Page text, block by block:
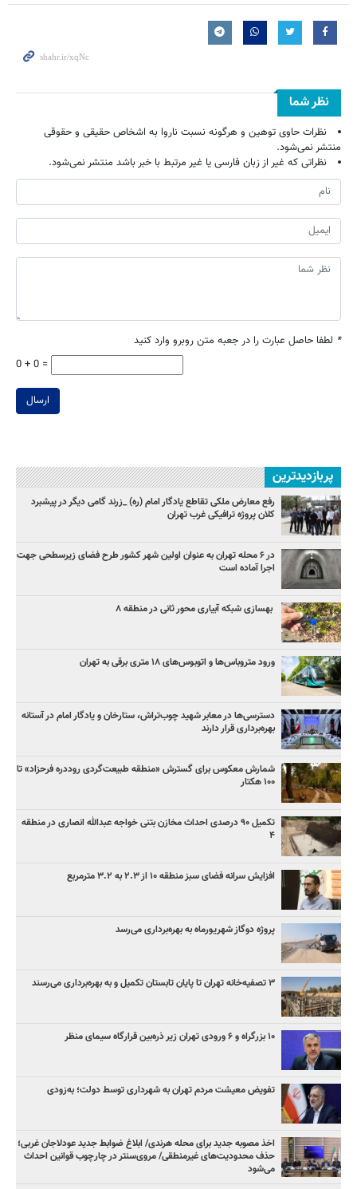
نظر شما
نظرات حاوی توهین و هرگونه نسبت ناروا به اشخاص حقیقی و حقوقی
منتشر نمی‌شود.
نظراتی که غیر از زبان فارسی یا غیر مرتبط با خبر باشد منتشر نمی‌شود.
* لطفا حاصل عبارت را در جعبه متن روبرو وارد کنید
0 + 0 =
ارسال
پربازدیدترین
رفع معارض ملکی تقاطع یادگار امام (ره) _زرند گامی دیگر در پیشبرد
کلان پروژه‌ ترافیکی غرب تهران
در ۶ محله تهران به عنوان اولین شهر کشور طرح فضای زیرسطحی جهت
اجرا آماده است
بهسازی شبکه آبیاری محور ثانی در منطقه ۸
ورود متروباس‌ها و اتوبوس‌های ۱۸ متری برقی به تهران
دسترسی‌ها در معابر شهید چوب‌تراش، ستارخان و یادگار امام در آستانه
بهره‌برداری قرار دارند
شمارش معکوس برای گسترش «منطقه طبیعت‌گردی روددره فرحزاد» تا
۱۰۰ هکتار
تکمیل ۹۰ درصدی احداث مخازن بتنی خواجه عبدالله انصاری در منطقه
۴
افزایش سرانه فضای سبز منطقه ۱۰ از ۲.۳ به ۳.۲ مترمربع
پروژه دوگاز شهریورماه به بهره‌برداری می‌رسد
۳ ﺗﺼﻔﻴﻪ‌ﺧﺎﻧﻪ‌ تهران تا پایان تابستان تکمیل و به بهره‌برداری می‌رسند
۱۰ بزرگراه و ۶ ورودی تهران زیر ذره‌بین قرارگاه سیمای منظر
تفویض معیشت مردم تهران به شهرداری توسط دولت؛ به‌زودی
اخذ مصوبه جدید برای محله هرندی/ ابلاغ ضوابط جدید عودلاجان غربی؛
حذف محدودیت‌های غیرمنطقی/ مروی‌سنتر در چارچوب قوانین احداث
می‌شود